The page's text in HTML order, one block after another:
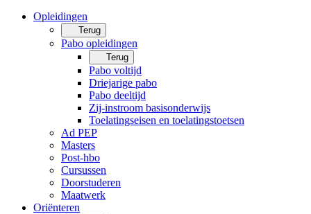
Opleidingen
Terug
Pabo opleidingen
Terug
Pabo voltijd
Driejarige pabo
Pabo deeltijd
Zij-instroom basisonderwijs
Toelatingseisen en toelatingstoetsen
Ad PEP
Masters
Post-hbo
Cursussen
Doorstuderen
Maatwerk
Oriënteren